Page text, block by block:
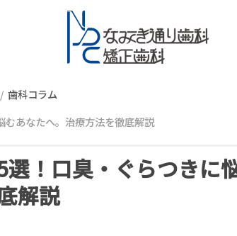
歯科コラム
あなたへ。治療方法を徹底解説
！口臭・ぐらつきに
解説